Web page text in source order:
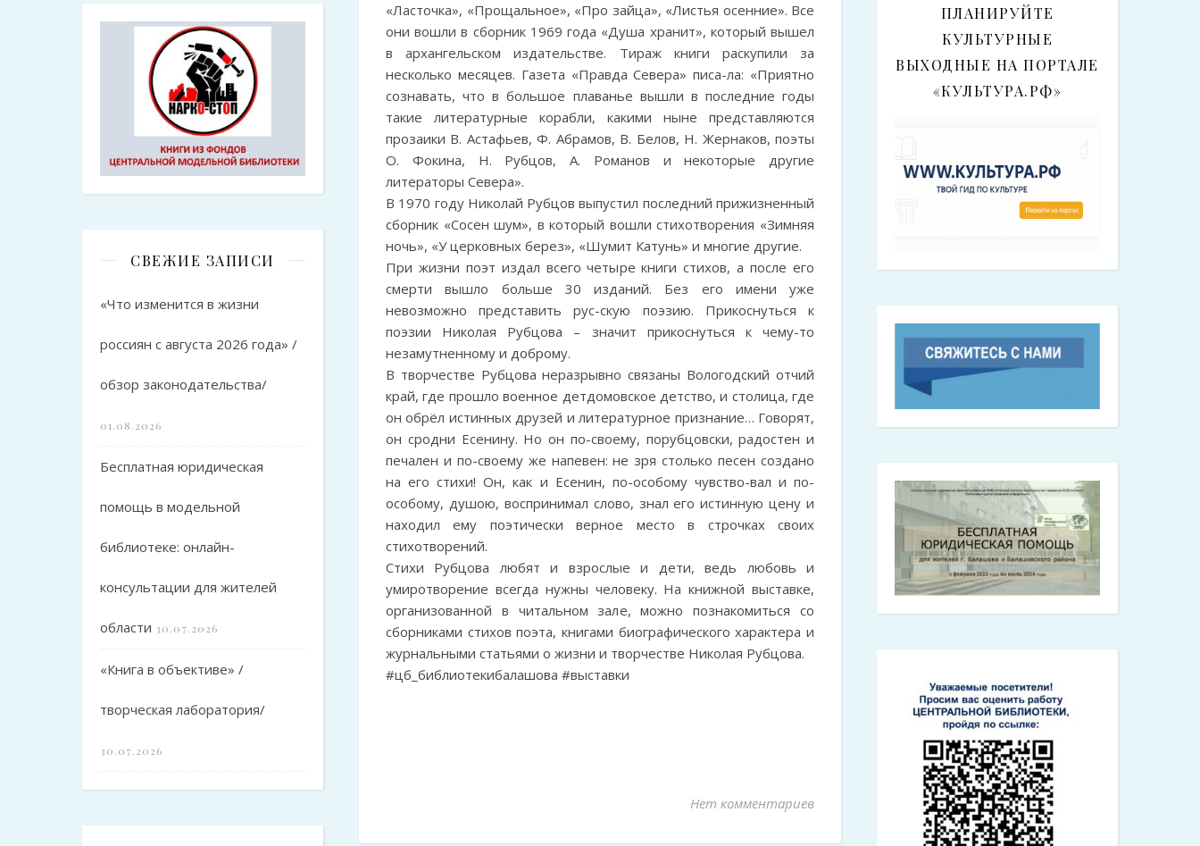
СВЕЖИЕ ЗАПИСИ
«Что изменится в жизни
россиян с августа 2026 года» /
обзор законодательства/
01.08.2026
Бесплатная юридическая
помощь в модельной
библиотеке: онлайн-
консультации для жителей
области 30.07.2026
«Книга в объективе» /
творческая лаборатория/
30.07.2026
«Ласточка», «Прощальное», «Про зайца», «Листья осенние». Все
они вошли в сборник 1969 года «Душа хранит», который вышел
в архангельском издательстве. Тираж книги раскупили за
несколько месяцев. Газета «Правда Севера» писа-ла: «Приятно
сознавать, что в большое плаванье вышли в последние годы
такие литературные корабли, какими ныне представляются
прозаики В. Астафьев, Ф. Абрамов, В. Белов, Н. Жернаков, поэты
О. Фокина, Н. Рубцов, А. Романов и некоторые другие
литераторы Севера».
В 1970 году Николай Рубцов выпустил последний прижизненный
сборник «Сосен шум», в который вошли стихотворения «Зимняя
ночь», «У церковных берез», «Шумит Катунь» и многие другие.
При жизни поэт издал всего четыре книги стихов, а после его
смерти вышло больше 30 изданий. Без его имени уже
невозможно представить рус-скую поэзию. Прикоснуться к
поэзии Николая Рубцова – значит прикоснуться к чему-то
незамутненному и доброму.
В творчестве Рубцова неразрывно связаны Вологодский отчий
край, где прошло военное детдомовское детство, и столица, где
он обрёл истинных друзей и литературное признание… Говорят,
он сродни Есенину. Но он по-своему, порубцовски, радостен и
печален и по-своему же напевен: не зря столько песен создано
на его стихи! Он, как и Есенин, по-особому чувство-вал и по-
особому, душою, воспринимал слово, знал его истинную цену и
находил ему поэтически верное место в строчках своих
стихотворений.
Стихи Рубцова любят и взрослые и дети, ведь любовь и
умиротворение всегда нужны человеку. На книжной выставке,
организованной в читальном зале, можно познакомиться со
сборниками стихов поэта, книгами биографического характера и
журнальными статьями о жизни и творчестве Николая Рубцова.
#цб_библиотекибалашова #выставки
Нет комментариев
ПЛАНИРУЙТЕ
КУЛЬТУРНЫЕ
ВЫХОДНЫЕ НА ПОРТАЛЕ
«КУЛЬТУРА.РФ»